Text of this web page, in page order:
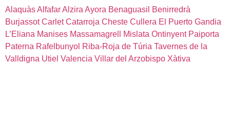
AlaquàsAlfafarAlziraAyora Benaguasil
Benirredrà
Burjassot Carlet Catarroja Cheste Cullera El Puerto Gandia
L’Eliana Manises Massamagrell Mislata Ontinyent Paiporta
Paterna Rafelbunyol Riba-Roja de Túria Tavernes de la
Valldigna Utiel Valencia Villar del Arzobispo Xàtiva